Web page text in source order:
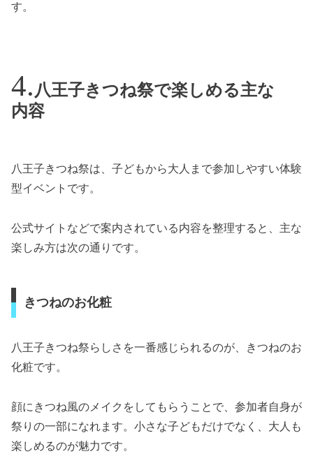
す。
八王子きつね祭で楽しめる主な
内容
八王子きつね祭は、子どもから大人まで参加しやすい体験
型イベントです。
公式サイトなどで案内されている内容を整理すると、主な
楽しみ方は次の通りです。
きつねのお化粧
八王子きつね祭らしさを一番感じられるのが、きつねのお
化粧です。
顔にきつね風のメイクをしてもらうことで、参加者自身が
祭りの一部になれます。小さな子どもだけでなく、大人も
楽しめるのが魅力です。